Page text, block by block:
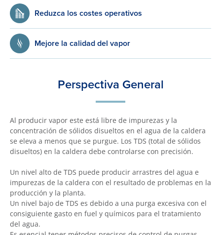
Reduzca los costes operativos
Mejore la calidad del vapor
Perspectiva General
Al producir vapor este está libre de impurezas y la
concentración de sólidos disueltos en el agua de la caldera
se eleva a menos que se purgue. Los TDS (total de sólidos
disueltos) en la caldera debe controlarse con precisión.
Un nivel alto de TDS puede producir arrastres del agua e
impurezas de la caldera con el resultado de problemas en la
producción y la planta.
Un nivel bajo de TDS es debido a una purga excesiva con el
consiguiente gasto en fuel y químicos para el tratamiento
del agua.